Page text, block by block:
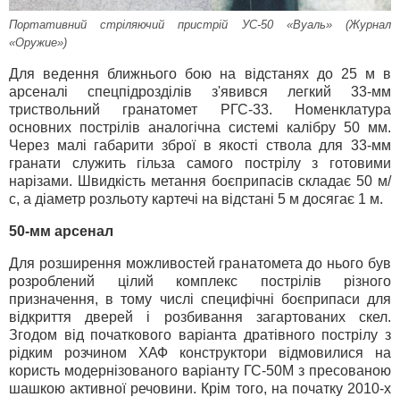
Портативний стріляючий пристрій УС-50 «Вуаль» (Журнал
«Оружие»)
Для ведення ближнього бою на відстанях до 25 м в
арсеналі спецпідрозділів з'явився легкий 33-мм
триствольний гранатомет РГС-33. Номенклатура
основних пострілів аналогічна системі калібру 50 мм.
Через малі габарити зброї в якості ствола для 33-мм
гранати служить гільза самого пострілу з готовими
нарізами. Швидкість метання боєприпасів складає 50 м/
с, а діаметр розльоту картечі на відстані 5 м досягає 1 м.
50-мм арсенал
Для розширення можливостей гранатомета до нього був
розроблений цілий комплекс пострілів різного
призначення, в тому числі специфічні боєприпаси для
відкриття дверей і розбивання загартованих скел.
Згодом від початкового варіанта дратівного пострілу з
рідким розчином ХАФ конструктори відмовилися на
користь модернізованого варіанту ГС-50М з пресованою
шашкою активної речовини. Крім того, на початку 2010-х